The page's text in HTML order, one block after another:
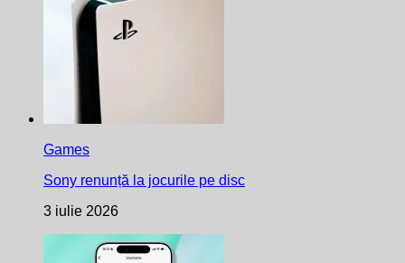
Games
Sony renunță la jocurile pe disc
3 iulie 2026